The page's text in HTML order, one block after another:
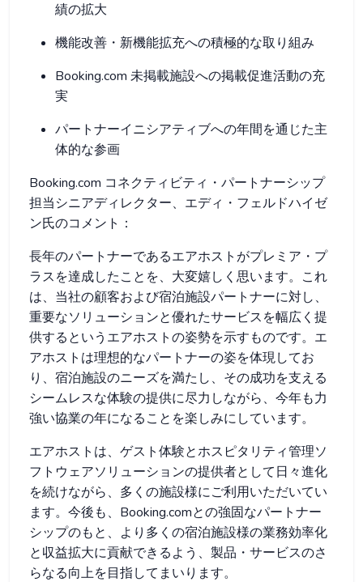
績の拡大
機能改善・新機能拡充への積極的な取り組み
Booking.com 未掲載施設への掲載促進活動の充
実
パートナーイニシアティブへの年間を通じた主
体的な参画
Booking.com コネクティビティ・パートナーシップ
担当シニアディレクター、エディ・フェルドハイゼ
ン氏のコメント：
長年のパートナーであるエアホストがプレミア・プ
ラスを達成したことを、大変嬉しく思います。これ
は、当社の顧客および宿泊施設パートナーに対し、
重要なソリューションと優れたサービスを幅広く提
供するというエアホストの姿勢を示すものです。エ
アホストは理想的なパートナーの姿を体現してお
り、宿泊施設のニーズを満たし、その成功を支える
シームレスな体験の提供に尽力しながら、今年も力
強い協業の年になることを楽しみにしています。
エアホストは、ゲスト体験とホスピタリティ管理ソ
フトウェアソリューションの提供者として日々進化
を続けながら、多くの施設様にご利用いただいてい
ます。今後も、Booking.comとの強固なパートナー
シップのもと、より多くの宿泊施設様の業務効率化
と収益拡大に貢献できるよう、製品・サービスのさ
らなる向上を目指してまいります。